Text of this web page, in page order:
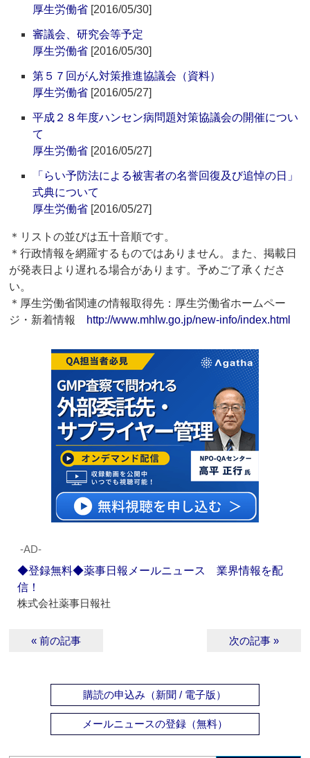
厚生労働省 [2016/05/30]
審議会、研究会等予定
厚生労働省 [2016/05/30]
第５７回がん対策推進協議会（資料）
厚生労働省 [2016/05/27]
平成２８年度ハンセン病問題対策協議会の開催につい
て
厚生労働省 [2016/05/27]
「らい予防法による被害者の名誉回復及び追悼の日」
式典について
厚生労働省 [2016/05/27]
＊リストの並びは五十音順です。
＊行政情報を網羅するものではありません。また、掲載日
が発表日より遅れる場合があります。予めご了承くださ
い。
＊厚生労働省関連の情報取得先：厚生労働省ホームペー
ジ・新着情報 http://www.mhlw.go.jp/new-info/index.html
‐AD‐
◆登録無料◆薬事日報メールニュース 業界情報を配
信！
株式会社薬事日報社
« 前の記事 次の記事 »
購読の申込み（新聞 / 電子版）
メールニュースの登録（無料）